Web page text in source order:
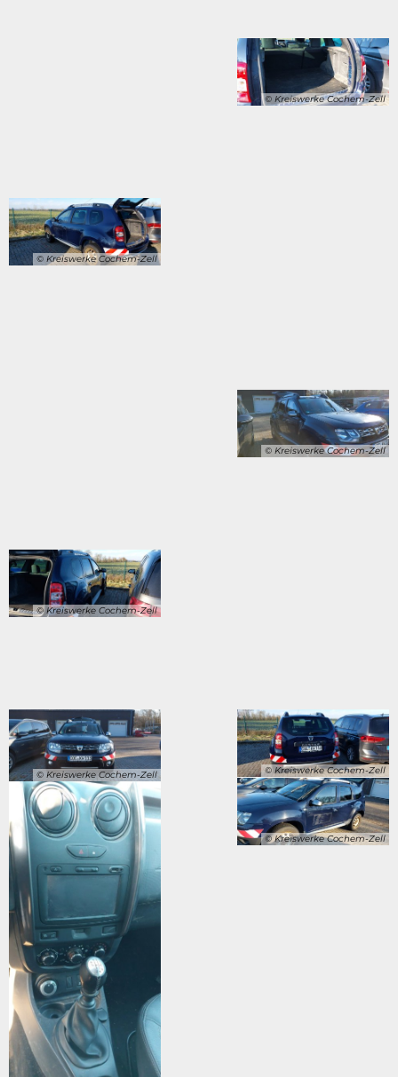
© Kreiswerke Cochem-Zell
© Kreiswerke Cochem-Zell
© Kreiswerke Cochem-Zell
© Kreiswerke Cochem-Zell
© Kreiswerke Cochem-Zell
© Kreiswerke Cochem-Zell
© Kreiswerke Cochem-Zell